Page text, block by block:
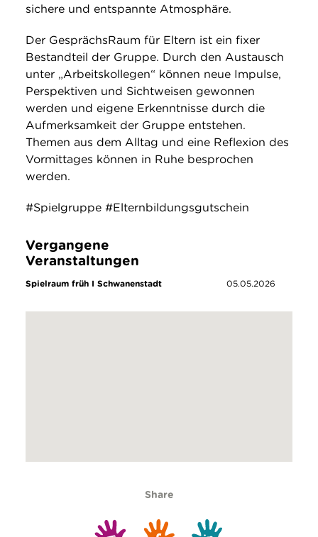
sichere und entspannte Atmosphäre.
Der GesprächsRaum für Eltern ist ein fixer
Bestandteil der Gruppe. Durch den Austausch
unter „Arbeitskollegen“ können neue Impulse,
Perspektiven und Sichtweisen gewonnen
werden und eigene Erkenntnisse durch die
Aufmerksamkeit der Gruppe entstehen.
Themen aus dem Alltag und eine Reflexion des
Vormittages können in Ruhe besprochen
werden.
#Spielgruppe #Elternbildungsgutschein
Vergangene
Veranstaltungen
Spielraum früh I Schwanenstadt 05.05.2026
Share